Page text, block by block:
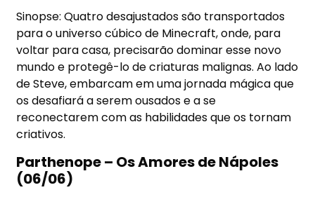
Sinopse: Quatro desajustados são transportados
para o universo cúbico de Minecraft, onde, para
voltar para casa, precisarão dominar esse novo
mundo e protegê-lo de criaturas malignas. Ao lado
de Steve, embarcam em uma jornada mágica que
os desafiará a serem ousados e a se
reconectarem com as habilidades que os tornam
criativos.
Parthenope – Os Amores de Nápoles
(06/06)